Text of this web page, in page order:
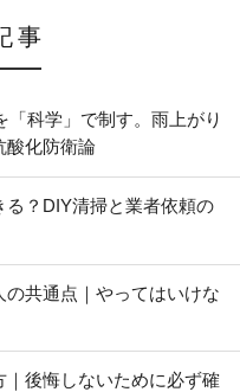
事
「科学」で制す。雨上がり
酸化防衛論
？DIY清掃と業者依頼の
共通点｜やってはいけな
後悔しないために必ず確